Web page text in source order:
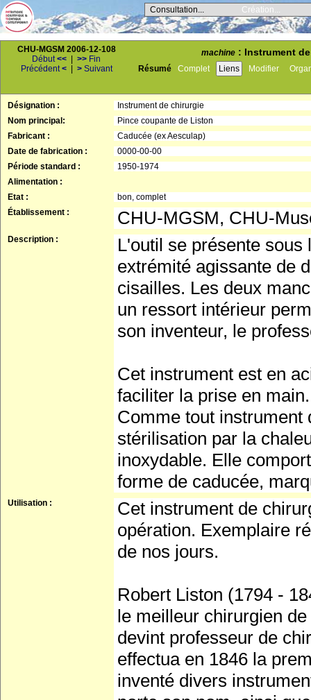
Consultation... Création...
CHU-MGSM 2006-12-108
Début<< >> Fin
Précédent< > Suivant
machine : Instrument
Résumé Complet Liens Modifier
Désignation :
Instrument de chirurgie
Nom principal:
Pince coupante de Liston
Fabricant :
Caducée (ex Aesculap)
Date de fabrication :
0000-00-00
Période standard :
1950-1974
Alimentation :
Etat :
bon, complet
Établissement :
CHU-MGSM, CHU-
Description :
L'outil se présente
extrémité agissante de
cisailles. Les deux
un ressort intérieur
son inventeur, le
Cet instrument est en
faciliter la prise en main.
Comme tout instrument
stérilisation par la
inoxydable. Elle
forme de caducée,
Utilisation :
Cet instrument de
opération. Exemplaire
de nos jours.
Robert Liston (1794 -
le meilleur chirurgien
devint professeur de
effectua en 1846 la
inventé divers